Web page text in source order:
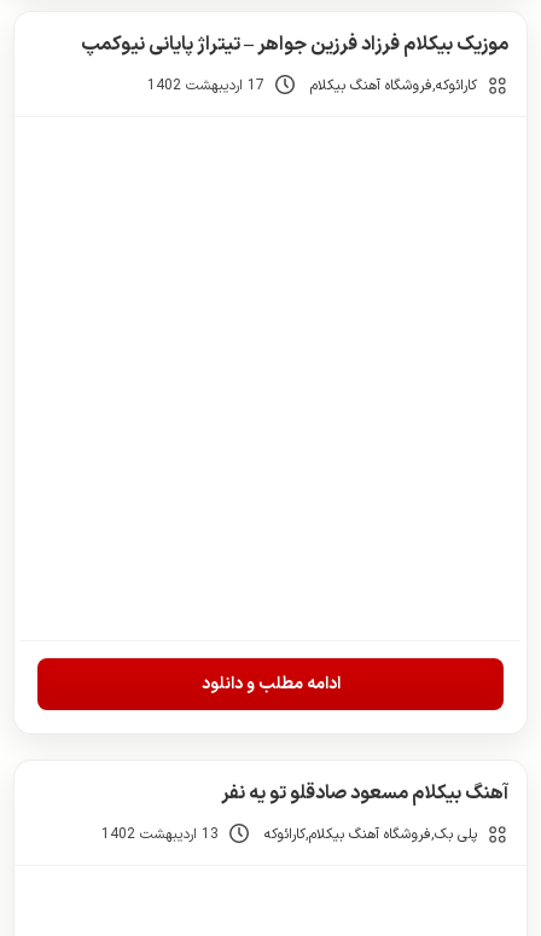
موزیک بیکلام فرزاد فرزین جواهر – تیتراژ پایانی نیوکمپ
کارائوکه,فروشگاه آهنگ بیکلام 17 اردیبهشت 1402
ادامه مطلب و دانلود
آهنگ بیکلام مسعود صادقلو تو یه نفر
پلی بک,فروشگاه آهنگ بیکلام,کارائوکه 13 اردیبهشت 1402